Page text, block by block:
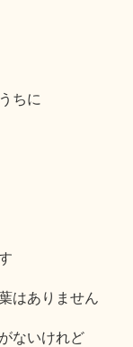
ちに
はありません
ないけれど